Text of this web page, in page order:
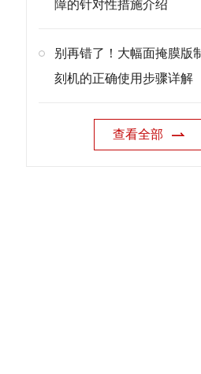
障的针对性措施介绍
别再错了！大幅面掩膜版
刻机的正确使用步骤详解
查看全部